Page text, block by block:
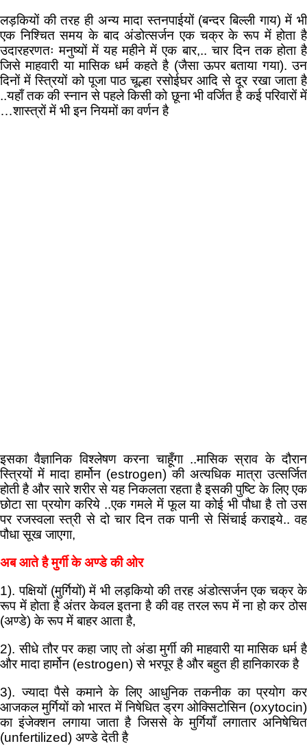
लड़कियों की तरह ही अन्य मादा स्तनपाईयों (बन्दर बिल्ली गाय) में भी
एक निश्चित समय के बाद अंडोत्सर्जन एक चक्र के रूप में होता है
उदारहरणतः मनुष्यों में यह महीने में एक बार,.. चार दिन तक होता है
जिसे माहवारी या मासिक धर्म कहते है (जैसा ऊपर बताया गया). उन
दिनों में स्त्रियों को पूजा पाठ चूल्हा रसोईघर आदि से दूर रखा जाता है
..यहाँ तक की स्नान से पहले किसी को छूना भी वर्जित है कई परिवारों में
…शास्त्रों में भी इन नियमों का वर्णन है
इसका वैज्ञानिक विश्लेषण करना चाहूँगा ..मासिक स्राव के दौरान
स्त्रियों में मादा हार्मोन (estrogen) की अत्यधिक मात्रा उत्सर्जित
होती है और सारे शरीर से यह निकलता रहता है इसकी पुष्टि के लिए एक
छोटा सा प्रयोग करिये ..एक गमले में फूल या कोई भी पौधा है तो उस
पर रजस्वला स्त्री से दो चार दिन तक पानी से सिंचाई कराइये.. वह
पौधा सूख जाएगा,
अब आते है मुर्गी के अण्डे की ओर
1). पक्षियों (मुर्गियों) में भी लड़कियो की तरह अंडोत्सर्जन एक चक्र के
रूप में होता है अंतर केवल इतना है की वह तरल रूप में ना हो कर ठोस
(अण्डे) के रूप में बाहर आता है,
2). सीधे तौर पर कहा जाए तो अंडा मुर्गी की माहवारी या मासिक धर्म है
और मादा हार्मोन (estrogen) से भरपूर है और बहुत ही हानिकारक है
3). ज्यादा पैसे कमाने के लिए आधुनिक तकनीक का प्रयोग कर
आजकल मुर्गियों को भारत में निषेधित ड्रग ओक्सिटोसिन (oxytocin)
का इंजेक्शन लगाया जाता है जिससे के मुर्गियाँ लगातार अनिषेचित
(unfertilized) अण्डे देती है